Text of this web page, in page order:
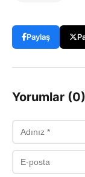
Paylaş
Yorumlar (0)